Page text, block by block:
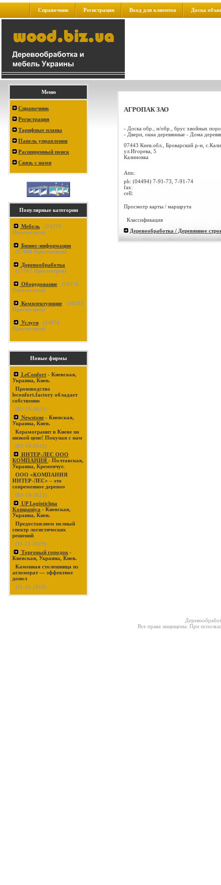
Справочник Регистрация Вход для клиентов Доска
Меню
Справочник
Регистрация
Тарифные планы
Панель управления
Расширенный поиск
Связь с нами
Популярные категории
Мебель (24239
Просмотров)
Бизнес-информация
(17880 Просмотров)
Деревообработка
(17767 Просмотров)
Оборудование (16378
Просмотров)
Комплектующие (16293
Просмотров)
Услуги (14876
Просмотров)
Новые фирмы
LeConfort - Киевская,
Украина, Киев.
Производство
leconfort.factory обладает
собственно
(03-19-2021)
Newstone - Киевская,
Украина, Киев.
Керамогранит в Киеве по
низкой цене! Покупая с нам
(03-19-2021)
ИНТЕР-ЛЕС ООО
КОМПАНИЯ - Полтавская,
Украина, Кременчуг.
ООО «КОМПАНИЯ
ИНТЕР-ЛЕС» – это
современное деревоо
(03-19-2021)
UP Logistichna
Kompaniya - Киевская,
Украина, Киев.
Предоставляем полный
спектр логистических
решений
(11-21-2019)
Торговый городок -
Киевская, Украина, Киев.
Каменная столешница из
агломерат — эффектное
допол
(11-21-2019)
АГРОПАК ЗАО
- Доска обр., н/обр., брус хвойных
- Двери, окна деревянные - Дома
07443 Киев.обл., Броварский р-н,
ул.Игорева, 5
Калиновка
Attn:
ph: (04494) 7-91-73, 7-91-74
fax:
cell:
Просмотр карты / маршрута
Классификация
Деревообработка / Деревянное
Все права защищены. При